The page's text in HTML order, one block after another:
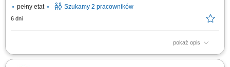
pełny etat
Szukamy 2 pracowników
6 dni
pokaż opis
w ramach realizowanego projektu pt. „Toward tumor-agnostic multiomic